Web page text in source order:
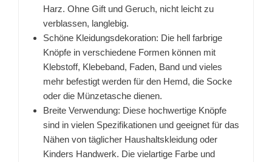
Harz. Ohne Gift und Geruch, nicht leicht zu
verblassen, langlebig.
Schöne Kleidungsdekoration: Die hell farbrige
Knöpfe in verschiedene Formen können mit
Klebstoff, Klebeband, Faden, Band und vieles
mehr befestigt werden für den Hemd, die Socke
oder die Münzetasche dienen.
Breite Verwendung: Diese hochwertige Knöpfe
sind in vielen Spezifikationen und geeignet für das
Nähen von täglicher Haushaltskleidung oder
Kinders Handwerk. Die vielartige Farbe und